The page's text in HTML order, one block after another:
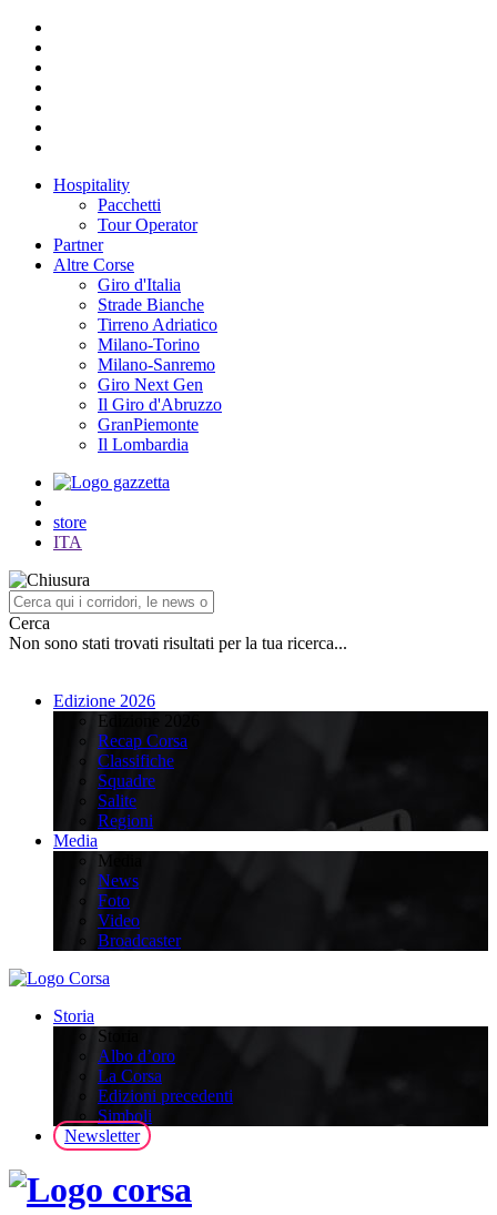
Hospitality
Pacchetti
Tour Operator
Partner
Altre Corse
Giro d'Italia
Strade Bianche
Tirreno Adriatico
Milano-Torino
Milano-Sanremo
Giro Next Gen
Il Giro d'Abruzzo
GranPiemonte
Il Lombardia
store
ITA
Cerca
Non sono stati trovati risultati per la tua ricerca...
Edizione 2026
Edizione 2026
Recap Corsa
Classifiche
Squadre
Salite
Regioni
Media
Media
News
Foto
Video
Broadcaster
Storia
Storia
Albo d’oro
La Corsa
Edizioni precedenti
Simboli
Newsletter